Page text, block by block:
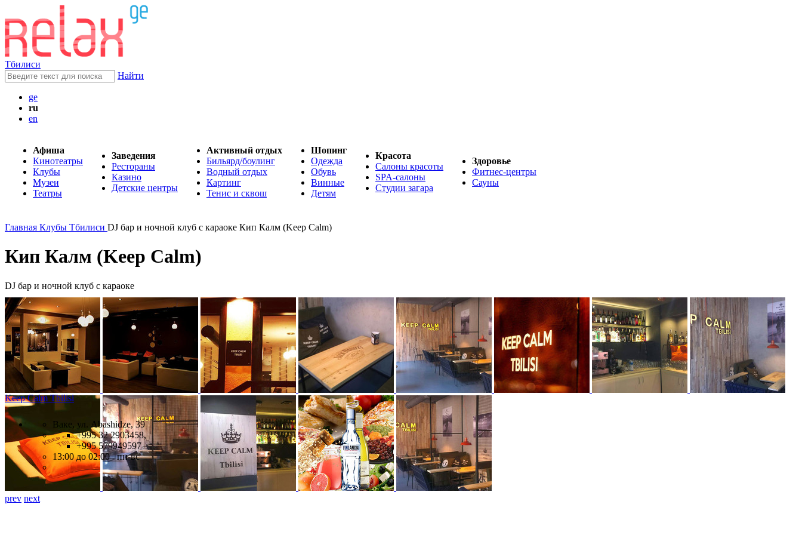
Тбилиси
Найти
ge
ru
en
Афиша
Кинотеатры
Клубы
Музеи
Театры
Заведения
Рестораны
Казино
Детские центры
Активный отдых
Бильярд/боулинг
Водный отдых
Картинг
Тенис и сквош
Шопинг
Одежда
Обувь
Винные
Детям
Красота
Салоны красоты
SPA-салоны
Студии загара
Здоровье
Фитнес-центры
Сауны
Главная Клубы Тбилиси DJ бар и ночной клуб с караоке Кип Калм (Keep Calm)
Кип Калм (Keep Calm)
DJ бар и ночной клуб с караоке
prev next
Keep Calm Tbilisi
Ваке, ул. Abashidze, 39
+995 32 2903458,
+995 579949597
13:00 до 02:00 пн-вс